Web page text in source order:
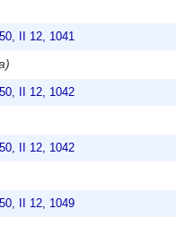
II 12, 1041
II 12, 1042
II 12, 1042
II 12, 1049